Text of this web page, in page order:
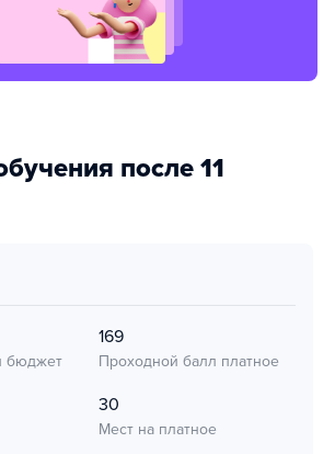
после 11
бюджет
169
Проходной балл платное
30
Мест на платное